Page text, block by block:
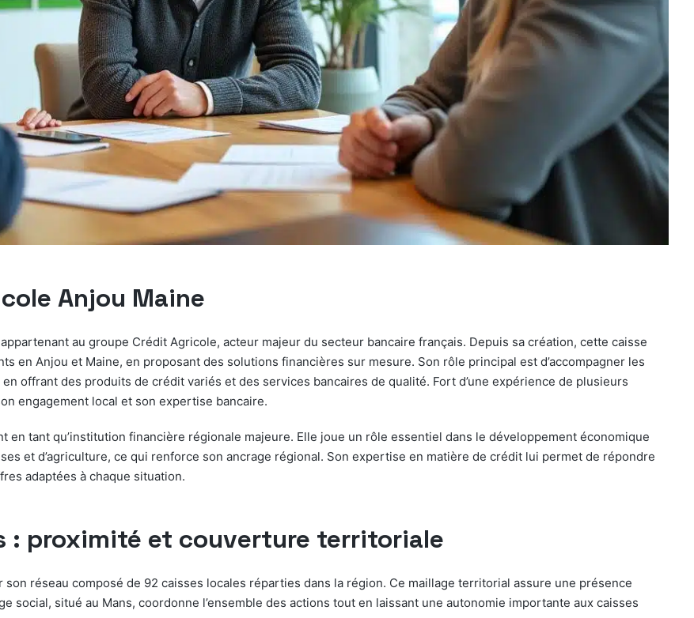
Anjou Maine
au groupe Crédit Agricole, acteur majeur du secteur bancaire français. Depuis sa création, cette caisse
en Anjou et Maine, en proposant des solutions financières sur mesure. Son rôle principal est d’accompagner les
offrant des produits de crédit variés et des services bancaires de qualité. Fort d’une expérience de plusieurs
engagement local et son expertise bancaire.
en tant qu’institution financière régionale majeure. Elle joue un rôle essentiel dans le développement économique
et d’agriculture, ce qui renforce son ancrage régional. Son expertise en matière de crédit lui permet de répondre
adaptées à chaque situation.
: proximité et couverture territoriale
réseau composé de 92 caisses locales réparties dans la région. Ce maillage territorial assure une présence
social, situé au Mans, coordonne l’ensemble des actions tout en laissant une autonomie importante aux caisses